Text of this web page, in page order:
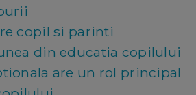
copil si parinti
din educatia copilului
are un rol principal